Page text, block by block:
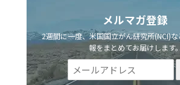
メルマガ登録
2週間に一度、米国国立がん研究所(NCI)
報をまとめてお届けします。